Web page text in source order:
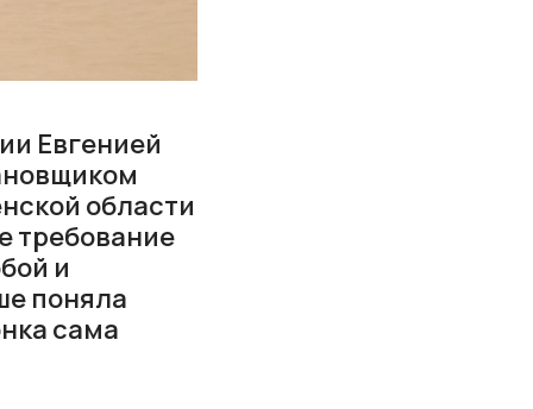
Евгенией
области
требование
и
поняла
сама